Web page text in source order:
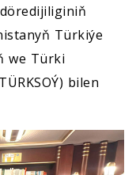
Türkiýe
we Türki
bilen